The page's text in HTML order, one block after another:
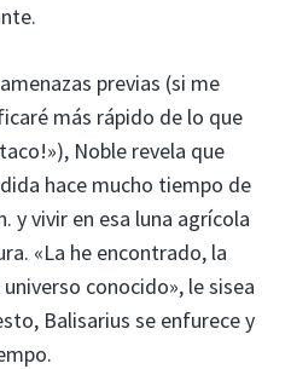
previas (si me
más rápido de lo que
Noble revela que
hace mucho tiempo de
y vivir en esa luna agrícola
«La he encontrado, la
conocido», le sisea
Balisarius se enfurece y